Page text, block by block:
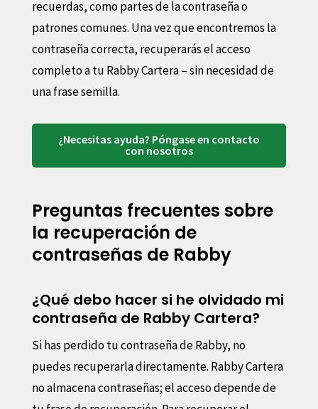
recuerdas, como partes de la contraseña o
patrones comunes. Una vez que encontremos la
contraseña correcta, recuperarás el acceso
completo a tu Rabby Cartera – sin necesidad de
una frase semilla.
¿Necesitas ayuda? Póngase en contacto
con nosotros
Preguntas frecuentes sobre
la recuperación de
contraseñas de Rabby
¿Qué debo hacer si he olvidado mi
contraseña de Rabby Cartera?
Si has perdido tu contraseña de Rabby, no
puedes recuperarla directamente. Rabby Cartera
no almacena contraseñas; el acceso depende de